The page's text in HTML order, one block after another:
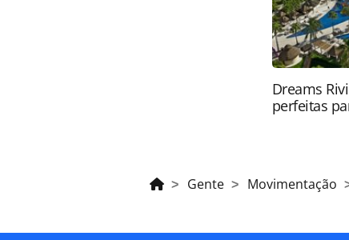
Dreams
perfeitas
Gente Movimentação